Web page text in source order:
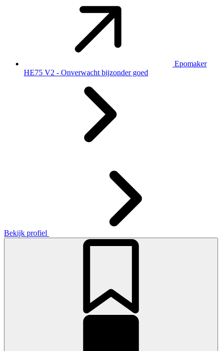
Epomaker
HE75 V2 - Onverwacht bijzonder goed
Bekijk profiel